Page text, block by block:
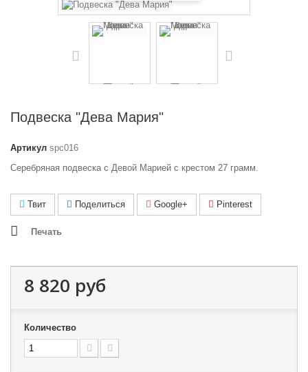
Подвеска "Дева Мария"
Артикул spc016
Серебряная подвеска с Девой Марией с крестом 27 грамм.
Твит Поделиться Google+ Pinterest
Печать
8 820 руб
Количество